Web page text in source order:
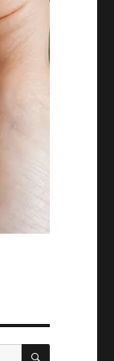
ZOEKEN